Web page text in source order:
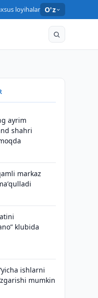
loyihalar O'z
ayrim
shahri
markaz
klubida
ishlarni
mumkin